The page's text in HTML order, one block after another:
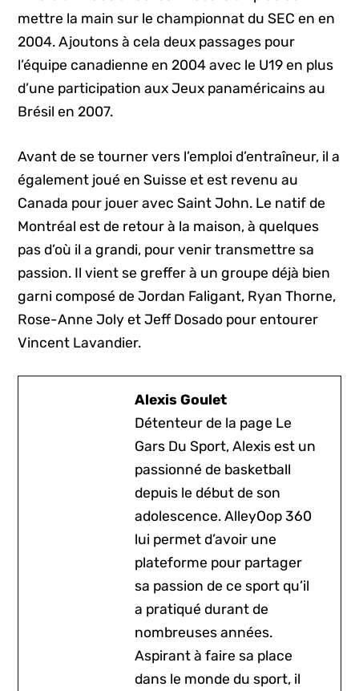
mettre la main sur le championnat du SEC en en
2004. Ajoutons à cela deux passages pour
l’équipe canadienne en 2004 avec le U19 en plus
d’une participation aux Jeux panaméricains au
Brésil en 2007.
Avant de se tourner vers l’emploi d’entraîneur, il a
également joué en Suisse et est revenu au
Canada pour jouer avec Saint John. Le natif de
Montréal est de retour à la maison, à quelques
pas d’où il a grandi, pour venir transmettre sa
passion. Il vient se greffer à un groupe déjà bien
garni composé de Jordan Faligant, Ryan Thorne,
Rose-Anne Joly et Jeff Dosado pour entourer
Vincent Lavandier.
Alexis Goulet
Détenteur de la page Le
Gars Du Sport, Alexis est un
passionné de basketball
depuis le début de son
adolescence. AlleyOop 360
lui permet d’avoir une
plateforme pour partager
sa passion de ce sport qu’il
a pratiqué durant de
nombreuses années.
Aspirant à faire sa place
dans le monde du sport, il